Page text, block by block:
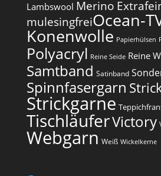
Lambswool Merino
mulesingfrei​Ocean-
Konenwolle Papierhülsen
Polyacryl Reine Seide Reine
Samtband Satinband
Spinnfasergarn
Strickgarne
TischläuferVictory
Webgarn Weiß Wickelkerne